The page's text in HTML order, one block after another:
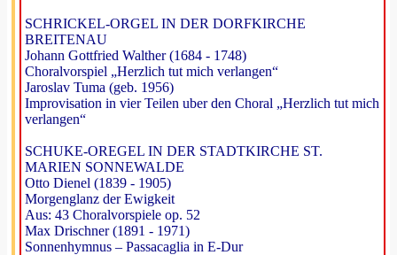
SCHRICKEL-ORGEL IN DER DORFKIRCHE
BREITENAU
Johann Gottfried Walther (1684 - 1748)
Choralvorspiel „Herzlich tut mich verlangen“
Jaroslav Tuma (geb. 1956)
Improvisation in vier Teilen uber den Choral „Herzlich tut mich
verlangen“
SCHUKE-OREGEL IN DER STADTKIRCHE ST.
MARIEN SONNEWALDE
Otto Dienel (1839 - 1905)
Morgenglanz der Ewigkeit
Aus: 43 Choralvorspiele op. 52
Max Drischner (1891 - 1971)
Sonnenhymnus – Passacaglia in E-Dur